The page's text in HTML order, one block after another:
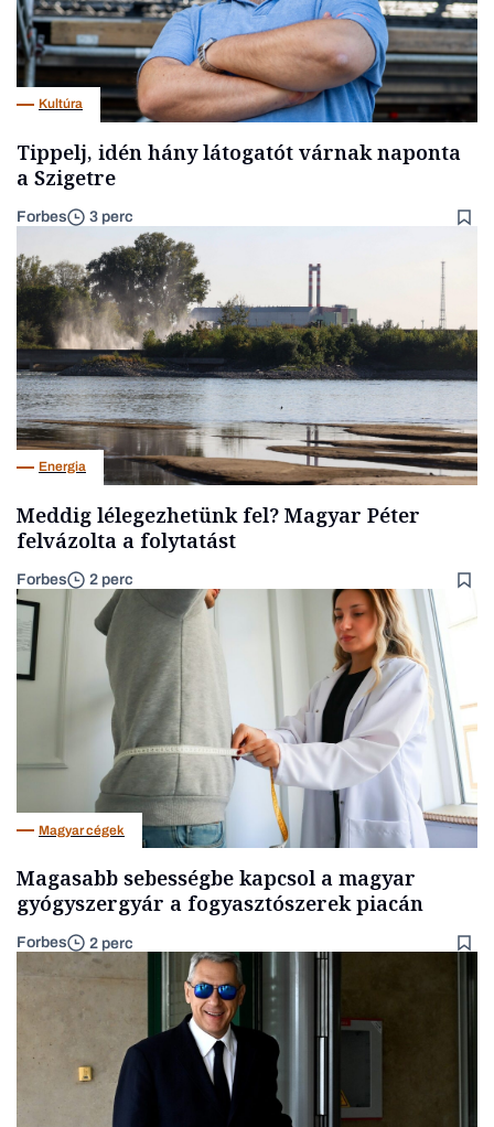
Kultúra
Tippelj, idén hány látogatót várnak naponta
a Szigetre
Forbes 3 perc
Energia
Meddig lélegezhetünk fel? Magyar Péter
felvázolta a folytatást
Forbes 2 perc
Magyar cégek
Magasabb sebességbe kapcsol a magyar
gyógyszergyár a fogyasztószerek piacán
Forbes 2 perc